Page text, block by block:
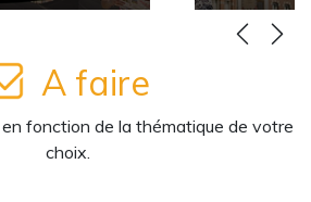
En savoir plus
A faire
fonction de la thématique de votre
choix.